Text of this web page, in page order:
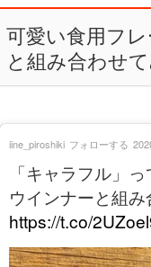
可愛い食用フ
と組み合わせ
「キャラフル」
ウインナーと組み
https://t.co/
iine_piroshiki フォローする